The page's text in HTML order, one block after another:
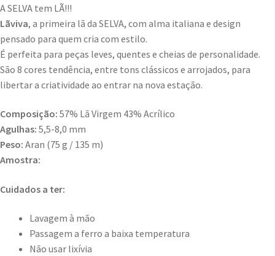
A SELVA tem LÃ!!!
Lãviva, a primeira lã da SELVA, com alma italiana e design
pensado para quem cria com estilo.
É perfeita para peças leves, quentes e cheias de personalidade.
São 8 cores tendência, entre tons clássicos e arrojados, para
libertar a criatividade ao entrar na nova estação.
Composição: 57% Lã Virgem 43% Acrílico
Agulhas: 5,5-8,0 mm
Peso: Aran (75 g / 135 m)
Amostra:
Cuidados a ter:
Lavagem à mão
Passagem a ferro a baixa temperatura
Não usar lixívia